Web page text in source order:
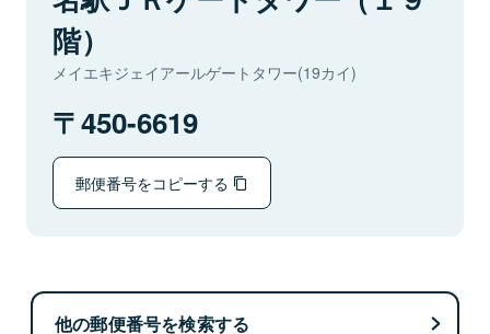
階）
メイエキジェイアールゲートタワー(19カイ)
450-6619
郵便番号をコピーする
他の郵便番号を検索する